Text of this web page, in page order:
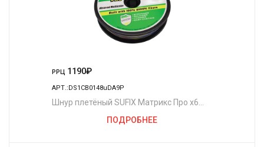
РРЦ 1190₽
АРТ.:DS1CB0148uDA9P
Шнур плетёный SUFIX Матрикс Про x6
ПОДРОБНЕЕ